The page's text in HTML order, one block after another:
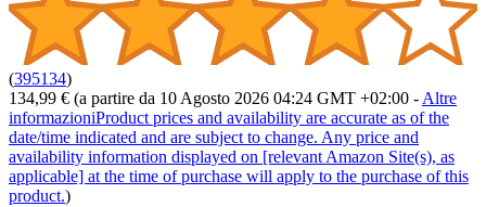
(395134)
134,99 € (a partire da 10 Agosto 2026 04:24 GMT +02:00 - Altre
informazioniProduct prices and availability are accurate as of the
date/time indicated and are subject to change. Any price and
availability information displayed on [relevant Amazon Site(s), as
applicable] at the time of purchase will apply to the purchase of this
product.)